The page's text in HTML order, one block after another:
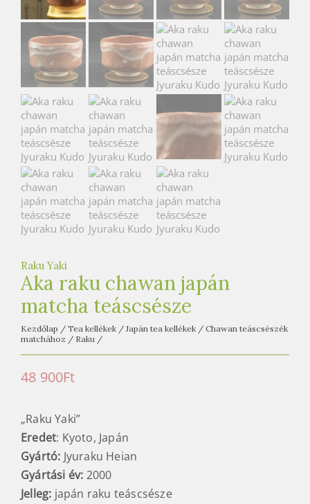
t
e
a
á
z
Raku Yaki
Aka raku chawan japán
matcha teáscsésze
Kezdőlap / Tea kellékek /Japán tea kellékek / Chawan teáscsészék
matchához / Raku /
48 900Ft
„Raku Yaki”
Eredet: Kyoto, Japán
Gyártó: Jyuraku Heian
Gyártási év: 2000
Jelleg: japán raku teáscsésze